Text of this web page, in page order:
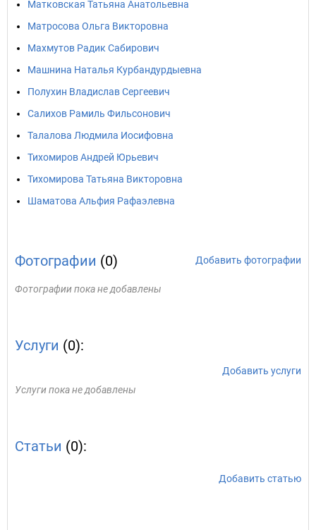
Матковская Татьяна Анатольевна
Матросова Ольга Викторовна
Махмутов Радик Сабирович
Машнина Наталья Курбандурдыевна
Полухин Владислав Сергеевич
Салихов Рамиль Фильсонович
Талалова Людмила Иосифовна
Тихомиров Андрей Юрьевич
Тихомирова Татьяна Викторовна
Шаматова Альфия Рафаэлевна
Фотографии (0) Добавить фотографии
Фотографии пока не добавлены
Услуги (0):
Добавить услуги
Услуги пока не добавлены
Статьи (0):
Добавить статью